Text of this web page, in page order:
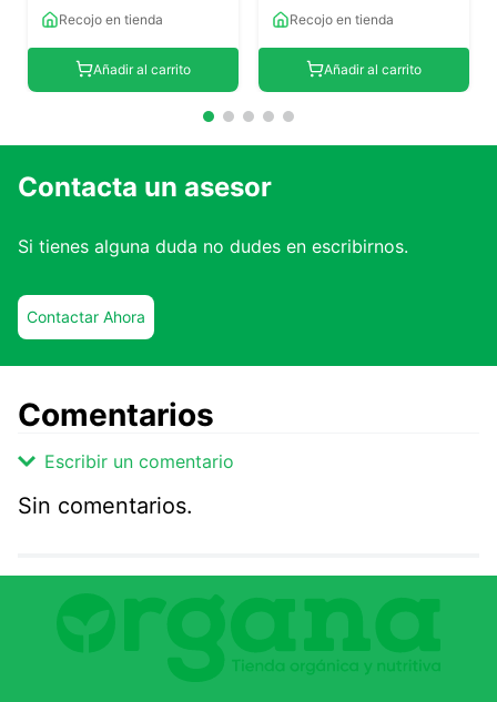
Recojo en tienda
Añadir al carrito
Recojo en tienda
Añadir al carrito
Contacta un asesor
Si tienes alguna duda no dudes en escribirnos.
Contactar Ahora
Comentarios
Escribir un comentario
Comentario
Califique el producto de 1 a 5 estrellas
Sin comentarios.